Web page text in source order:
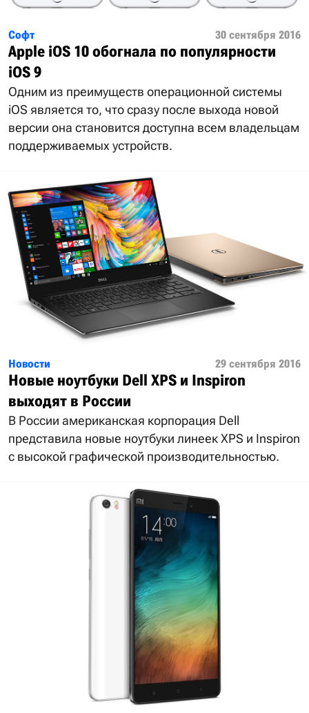
Софт 30 сентября 2016
Apple iOS 10 обогнала по популярности
iOS 9
Одним из преимуществ операционной системы
iOS является то, что сразу после выхода новой
версии она становится доступна всем владельцам
поддерживаемых устройств.
Новости 29 сентября 2016
Новые ноутбуки Dell XPS и Inspiron
выходят в России
В России американская корпорация Dell
представила новые ноутбуки линеек XPS и Inspiron
с высокой графической производительностью.